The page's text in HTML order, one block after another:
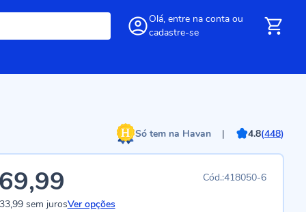
Olá, entre na conta ou
cadastre-se
Só tem na Havan | 4.8(448)
418050-6
sem jurosVer opções